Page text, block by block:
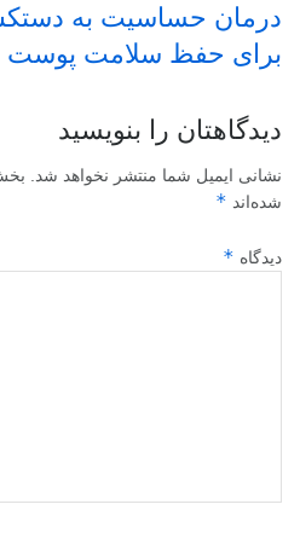
درمان حساسیت به
برای حفظ سلامت پوست
دیدگاهتان را بنویسید
نشانی ایمیل شما منتشر نخواهد شد.
شده‌اند *
دیدگاه *